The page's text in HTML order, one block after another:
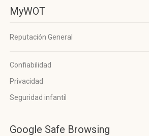
MyWOT
Reputación General
Confiabilidad
Privacidad
Seguridad infantil
Google Safe Browsing